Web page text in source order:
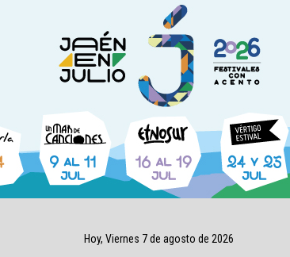
Hoy, Viernes 7 de agosto de 2026